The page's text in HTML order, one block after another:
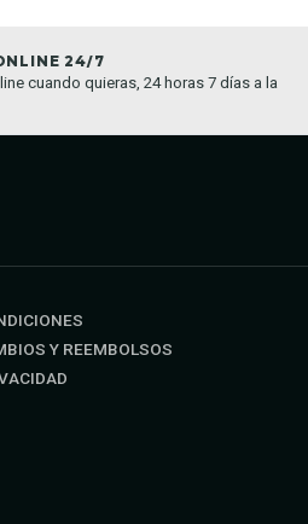
24/7
cuando quieras, 24 horas 7 días a la
Y REEMBOLSOS